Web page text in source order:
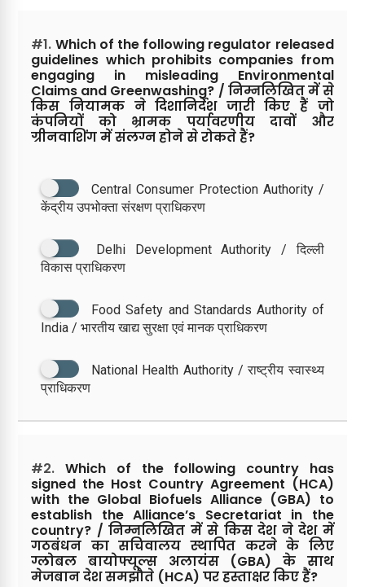
#1. Which of the following regulator released
guidelines which prohibits companies from
engaging in misleading Environmental
Claims and Greenwashing? / निम्नलिखित में से
किस नियामक ने दिशानिर्देश जारी किए हैं जो
कंपनियों को भ्रामक पर्यावरणीय दावों और
ग्रीनवाशिंग में संलग्न होने से रोकते हैं?
Central Consumer Protection Authority /
केंद्रीय उपभोक्ता संरक्षण प्राधिकरण
Delhi Development Authority / दिल्ली
विकास प्राधिकरण
Food Safety and Standards Authority of
India / भारतीय खाद्य सुरक्षा एवं मानक प्राधिकरण
National Health Authority / राष्ट्रीय स्वास्थ्य
प्राधिकरण
#2. Which of the following country has
signed the Host Country Agreement (HCA)
with the Global Biofuels Alliance (GBA) to
establish the Alliance’s Secretariat in the
country? / निम्नलिखित में से किस देश ने देश में
गठबंधन का सचिवालय स्थापित करने के लिए
ग्लोबल बायोफ्यूल्स अलायंस (GBA) के साथ
मेजबान देश समझौते (HCA) पर हस्ताक्षर किए हैं?